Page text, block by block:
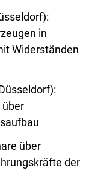
in
Widerständen
über
über
der